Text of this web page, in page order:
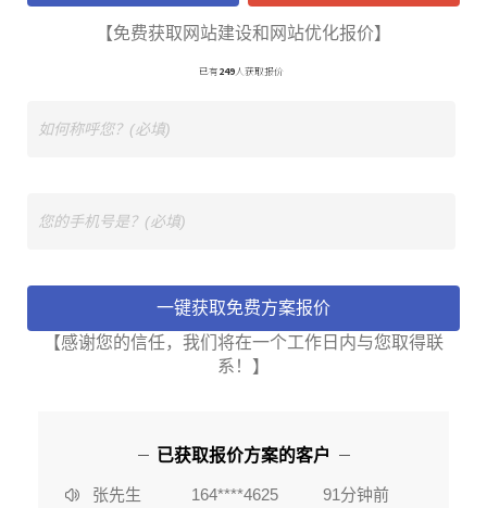
【免费获取网站建设和网站优化报价】
已有249人获取报价
【感谢您的信任，我们将在一个工作日内与您取得联
系！】
已获取报价方案的客户
李女士
184****6636
37分钟前
张先生
164****4625
91分钟前